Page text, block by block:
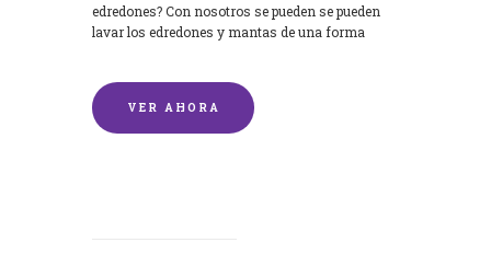
edredones? Con nosotros se pueden se pueden
lavar los edredones y mantas de una forma
VER AHORA